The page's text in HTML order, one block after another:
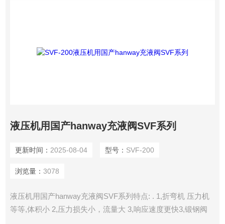
液压机用国产hanway充液阀SVF系列
更新时间： 2025-08-04 型号： SVF-200
浏览量： 3078
液压机用国产hanway充液阀SVF系列特点: . 1,折弯机 压力机
等等,体积小 2,压力损失小，流量大 3,响应速度更快3,锻钢阀